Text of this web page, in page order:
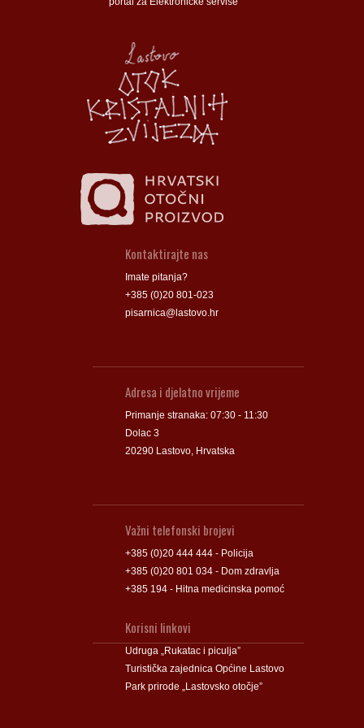
Groblje
Groblje
Kontaktirajte nas
Imate pitanja?
+385 (0)20 801-023
pisarnica@lastovo.hr
Adresa i djelatno vrijeme
Primanje stranaka: 07:30 - 11:30
Dolac 3
20290 Lastovo, Hrvatska
Važni telefonski brojevi
+385 (0)20 444 444 - Policija
+385 (0)20 801 034 - Dom zdravlja
+385 194 - Hitna medicinska pomoć
Korisni linkovi
Udruga „Rukatac i piculja”
Turistička zajednica Općine Lastovo
Park prirode „Lastovsko otočje”